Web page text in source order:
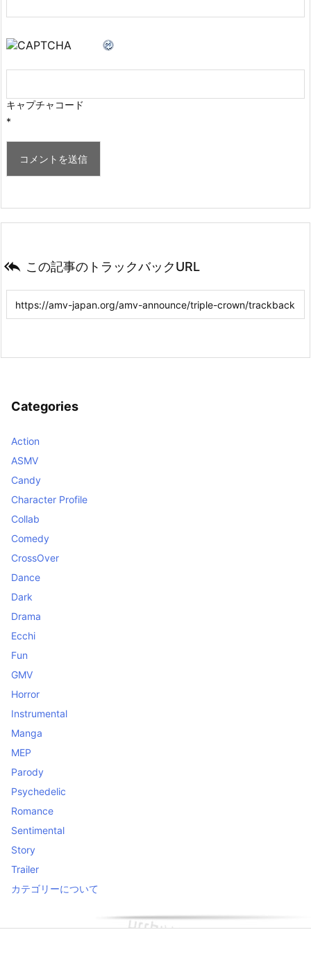
キャプチャコード
*
 この記事のトラックバックURL
Categories
Action
ASMV
Candy
Character Profile
Collab
Comedy
CrossOver
Dance
Dark
Drama
Ecchi
Fun
GMV
Horror
Instrumental
Manga
MEP
Parody
Psychedelic
Romance
Sentimental
Story
Trailer
カテゴリーについて